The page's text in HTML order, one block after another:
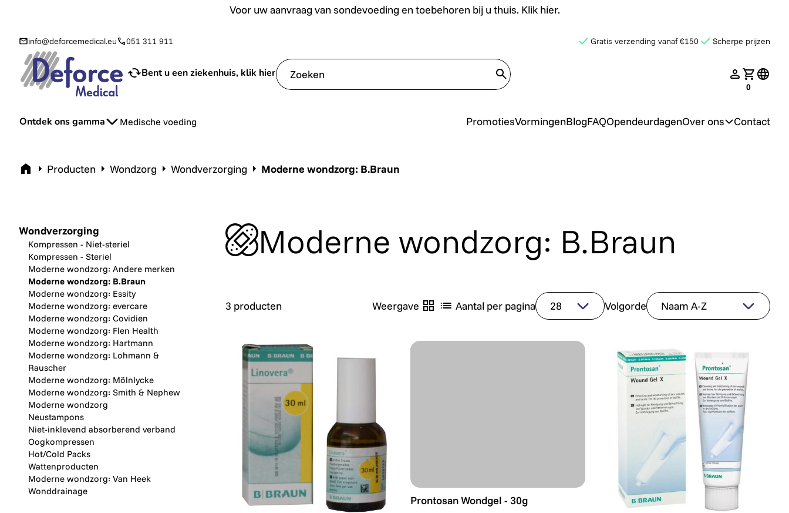
Voor uw aanvraag van sondevoeding en toebehoren bij u thuis. Klik hier.
Voor uw aanvraag van sondevoeding en toebehoren bij u thuis. Klik hier.
info@deforcemedical.eu 051 311 911 Gratis verzending vanaf €150 Scherpe prijzen
Bent u een ziekenhuis, klik hier
translate.search nav.login
Jouw
0
Ontdek ons gamma Medische voeding PromotiesVormingenBlogFAQOpendeurdagenOver ons Contact
Home Producten Wondzorg Wondverzorging Moderne wondzorg: B.Braun
Moderne wondzorg: B.Braun
3 producten Weergave Aantal per pagina Volgorde
Prontosan Wondgel - 30g
Prontosan Wondgel - 30g
Wondverzorging
Kompressen - Niet-steriel
Kompressen - Steriel
Moderne wondzorg: Andere merken
Moderne wondzorg: B.Braun
Moderne wondzorg: Essity
Moderne wondzorg: evercare
Moderne wondzorg: Covidien
Moderne wondzorg: Flen Health
Moderne wondzorg: Hartmann
Moderne wondzorg: Lohmann &
Rauscher
Moderne wondzorg: Mölnlycke
Moderne wondzorg: Smith & Nephew
Moderne wondzorg
Neustampons
Niet-inklevend absorberend verband
Oogkompressen
Hot/Cold Packs
Wattenproducten
Moderne wondzorg: Van Heek
Wonddrainage